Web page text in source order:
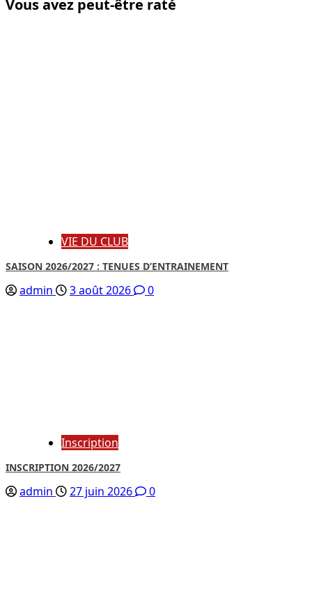
Vous avez peut-être raté
VIE DU CLUB
SAISON 2026/2027 : TENUES D’ENTRAINEMENT
admin 3 août 2026 0
Inscription
INSCRIPTION 2026/2027
admin 27 juin 2026 0